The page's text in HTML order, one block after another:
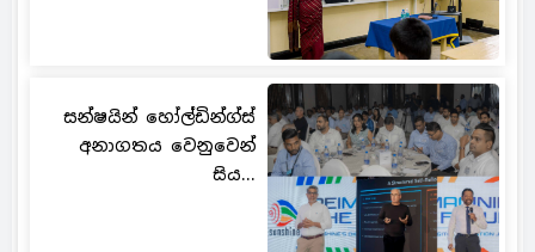
සන්ෂයින් හෝල්ඩින්ග්ස්
අනාගතය වෙනුවෙන්
සිය...